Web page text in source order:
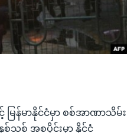
ြန်မာနိုင်ငံမှာ စစ်အာဏာသိမ်း
သစ် အစပိုင်းမှာ နိုင်ငံ